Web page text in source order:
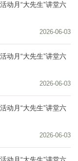
动月“大先生”讲堂六
2026-06-03
动月“大先生”讲堂六
2026-06-03
动月“大先生”讲堂六
2026-06-03